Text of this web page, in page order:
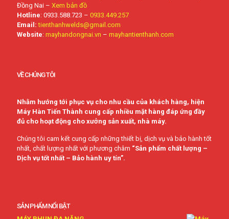
Đồng Nai – Xem bản đồ
Hotline: 0933.588.723 – 0933.449.257
Email: tienthanhwelds@gmail.com
Website: mayhandongnai.vn – mayhantienthanh.com
VỀ CHÚNG TÔI
Nhằm hướng tới phục vụ cho nhu cầu của khách hàng, hiện
Máy Hàn Tiến Thành cung cấp nhiều mặt hàng đáp ứng đầy
đủ cho hoạt động cho xưởng sản xuất, nhà máy.
Chúng tôi cam kết cung cấp những thiết bị, dịch vụ và bảo hành tốt
nhất, chất lượng nhất với phương châm “Sản phẩm chất lượng –
Dịch vụ tốt nhất – Bảo hành uy tín”.
SẢN PHẨM NỔI BẬT